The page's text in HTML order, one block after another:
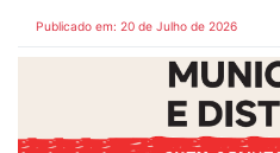
Publicado em: 20 de Julho de 2026